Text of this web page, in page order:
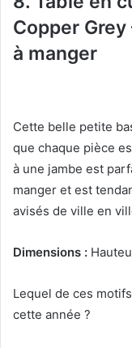
Copper
à manger
Cette belle petite
que chaque pièce
à une jambe est
manger et est
avisés de ville en
Dimensions :
Lequel de ces
cette année ?